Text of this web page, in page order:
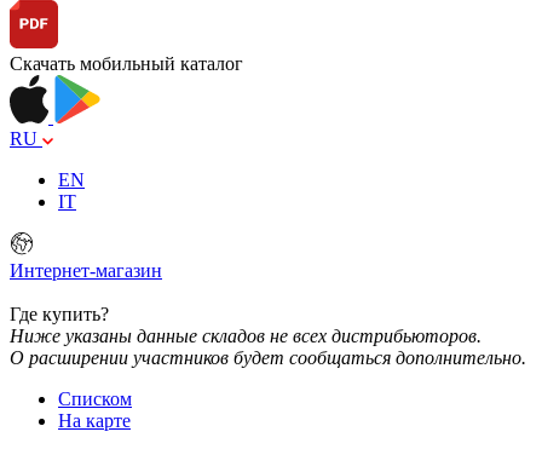
Скачать мобильный каталог
RU
EN
IT
Интернет-магазин
Где купить?
Ниже указаны данные складов не всех дистрибьюторов.
О расширении участников будет сообщаться дополнительно.
Списком
На карте